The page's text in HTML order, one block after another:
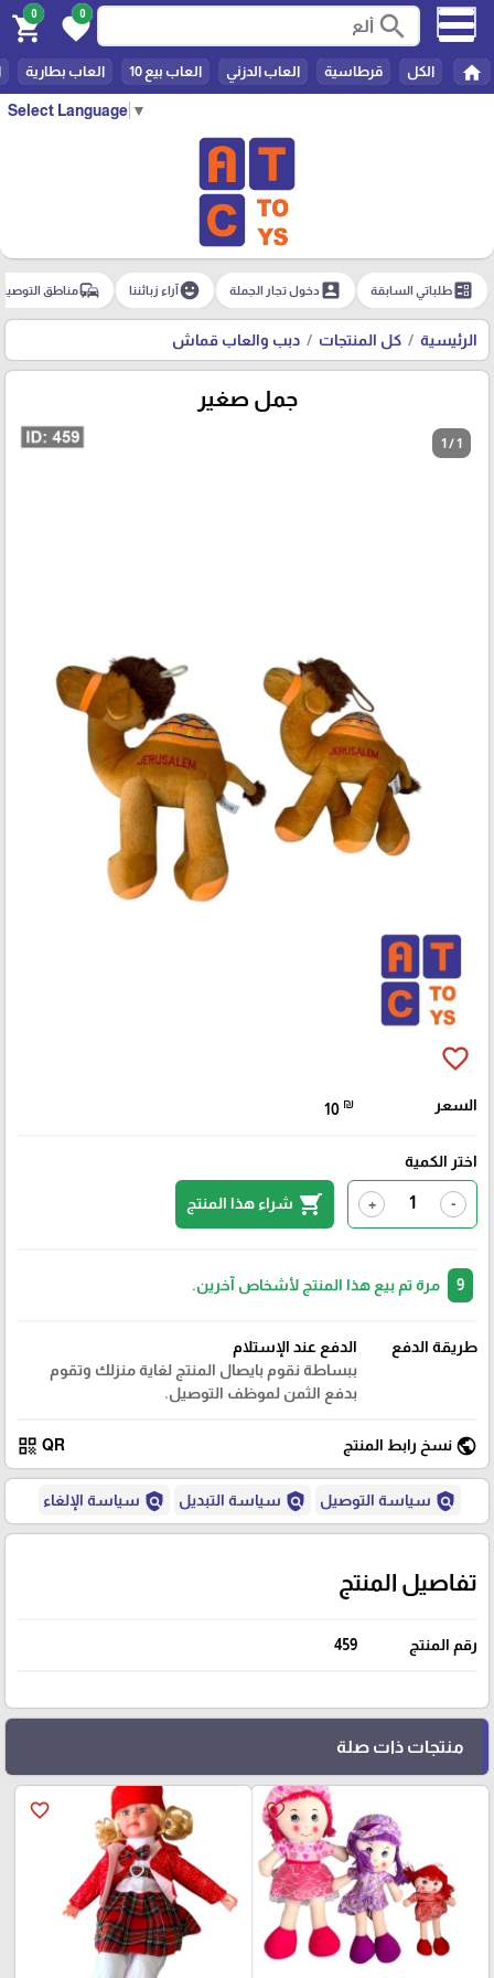
Select Language ▼
search
0
favorite
0
shopping_cart
home الكل قرطاسية العاب الدزني العاب بيع 10 العاب بطارية
ballotطلباتي السابقة account_boxدخول تجار الجملة emoji_emotionsآراء زبائننا commuteمناطق
الرئيسية كل المنتجات دبب والعاب قماش
جمل صغير
1 / 1
favorite_border
السعر 10 ₪
اختر الكمية
-
+
shopping_cart شراء هذا المنتج
مرة تم بيع هذا المنتج لأشخاص آخرين.
طريقة الدفع
الدفع عند الإستلام
ببساطة نقوم بايصال المنتج لغاية منزلك وتقوم
بدفع الثمن لموظف التوصيل.
public نسخ رابط المنتج QR
qr_code
policy سياسة التوصيل policy سياسة التبديل policy سياسة الإلغاء
تفاصيل المنتج
رقم المنتج 459
منتجات ذات صلة
favorite_border
favorite_border